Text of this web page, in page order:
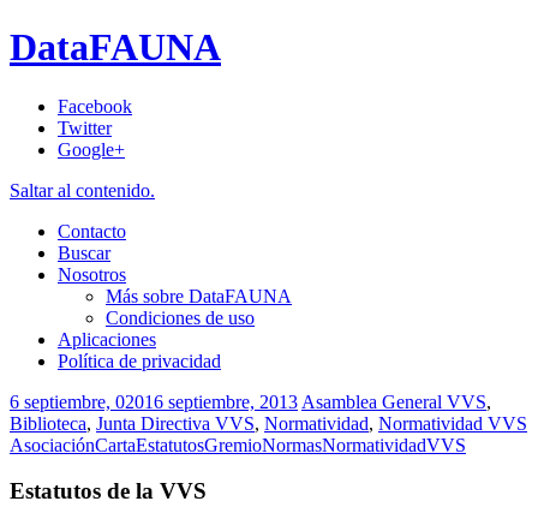
DataFAUNA
Facebook
Twitter
Google+
Saltar al contenido.
Contacto
Buscar
Nosotros
Más sobre DataFAUNA
Condiciones de uso
Aplicaciones
Política de privacidad
6 septiembre, 02016 septiembre, 2013 Asamblea General VVS,
Biblioteca, Junta Directiva VVS, Normatividad, Normatividad VVS
AsociaciónCartaEstatutosGremioNormasNormatividadVVS
Estatutos de la VVS